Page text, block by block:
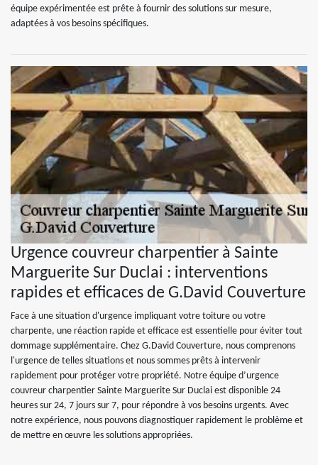
équipe expérimentée est prête à fournir des solutions sur mesure,
adaptées à vos besoins spécifiques.
Urgence couvreur charpentier à Sainte
Marguerite Sur Duclai : interventions
rapides et efficaces de G.David Couverture
Face à une situation d'urgence impliquant votre toiture ou votre
charpente, une réaction rapide et efficace est essentielle pour éviter tout
dommage supplémentaire. Chez G.David Couverture, nous comprenons
l'urgence de telles situations et nous sommes prêts à intervenir
rapidement pour protéger votre propriété. Notre équipe d’urgence
couvreur charpentier Sainte Marguerite Sur Duclai est disponible 24
heures sur 24, 7 jours sur 7, pour répondre à vos besoins urgents. Avec
notre expérience, nous pouvons diagnostiquer rapidement le problème et
de mettre en œuvre les solutions appropriées.